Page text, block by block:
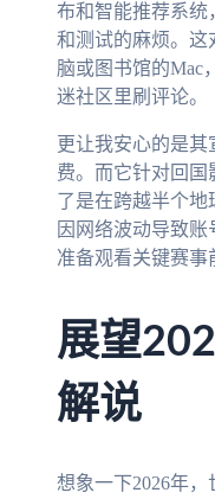
布和智能推荐系统
和测试的麻烦。这
脑或图书馆的Mac
迷社区里刷评论。
更让我安心的是
费。而它针对回
了是在跨越半个
因网络波动导致
准备观看关键赛事
展望
解说
想象一下2026年